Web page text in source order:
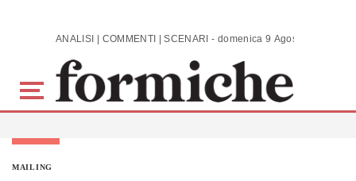
Skip to main content ANALISI | COMMENTI | SCENARI - domenica 9 Agosto 2026
MAILING